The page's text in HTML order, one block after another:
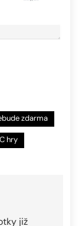
zdarma
hry
již